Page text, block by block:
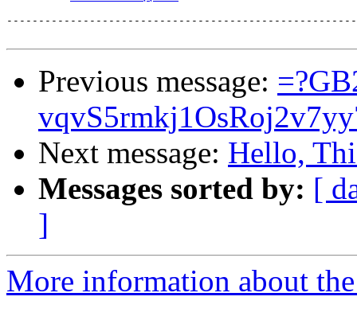
Previous message:
Next message: Hello,
Messages sorted by: [
]
More information about